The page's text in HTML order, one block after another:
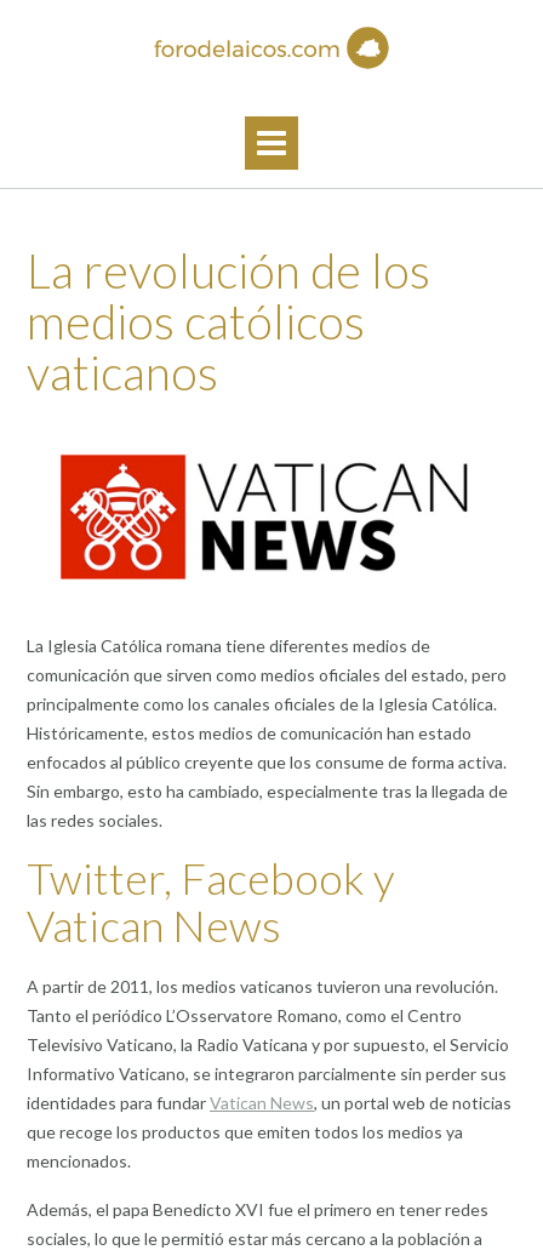
La revolución de los
medios católicos
vaticanos
La Iglesia Católica romana tiene diferentes medios de
comunicación que sirven como medios oficiales del estado, pero
principalmente como los canales oficiales de la Iglesia Católica.
Históricamente, estos medios de comunicación han estado
enfocados al público creyente que los consume de forma activa.
Sin embargo, esto ha cambiado, especialmente tras la llegada de
las redes sociales.
Twitter, Facebook y
Vatican News
A partir de 2011, los medios vaticanos tuvieron una revolución.
Tanto el periódico L’Osservatore Romano, como el Centro
Televisivo Vaticano, la Radio Vaticana y por supuesto, el Servicio
Informativo Vaticano, se integraron parcialmente sin perder sus
identidades para fundarVatican News, un portal web de noticias
que recoge los productos que emiten todos los medios ya
mencionados.
Además, el papa Benedicto XVI fue el primero en tener redes
sociales, lo que le permitió estar más cercano a la población a